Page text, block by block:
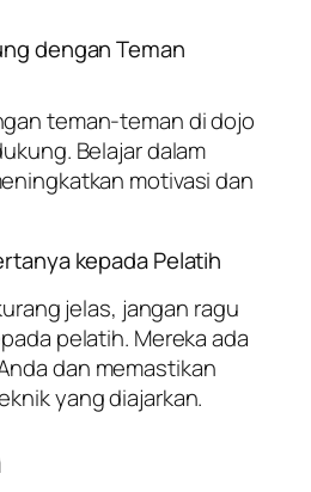
dengan Teman
teman-teman di dojo
Belajar dalam
motivasi dan
kepada Pelatih
jelas, jangan ragu
pelatih. Mereka ada
dan memastikan
yang diajarkan.